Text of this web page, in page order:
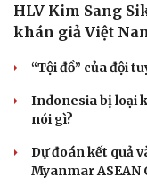
HLV Kim Sang
khán giả Việt
“Tội đồ” của đội
Indonesia bị loại
nói gì?
Dự đoán kết quả
Myanmar ASEAN